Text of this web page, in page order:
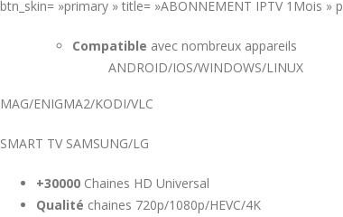
btn_skin= »primary » title= »ABONNEMENT IPTV 1Mois
Compatible avec nombreux appareils
ANDROID/IOS/WINDOWS/LINUX
MAG/ENIGMA2/KODI/VLC
SMART TV SAMSUNG/LG
+30000 Chaines HD Universal
Qualité chaines 720p/1080p/HEVC/4K